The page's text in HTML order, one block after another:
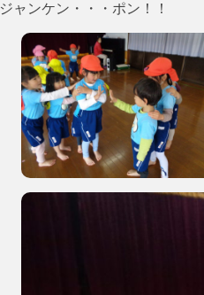
ジャンケン・・・ポン！！